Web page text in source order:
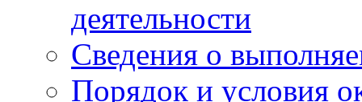
деятельности
Сведения о
Порядок и условия